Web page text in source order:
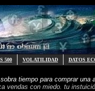
500 VOLATILIDAD DATOS
tiempo para comprar una
vendas con miedo. tu